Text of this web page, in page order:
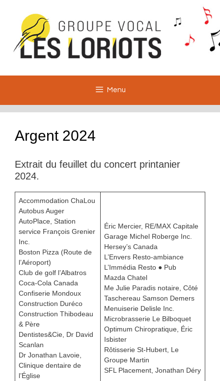
contenu
Menu
Argent 2024
Extrait du feuillet du concert printanier
2024.
Accommodation ChaLou
Autobus Auger
AutoPlace, Station
service François Grenier
Inc.
Boston Pizza (Route de
l’Aéroport)
Club de golf l’Albatros
Coca-Cola Canada
Confiserie Mondoux
Construction Duréco
Construction Thibodeau
& Père
Dentistes&Cie, Dr David
Scanlan
Dr Jonathan Lavoie,
Clinique dentaire de
l’Église
Éric Mercier, RE/MAX Capitale
Garage Michel Roberge Inc.
Hersey’s Canada
L’Envers Resto-ambiance
L’Immédia Resto ● Pub
Mazda Chatel
Me Julie Paradis notaire, Côté
Taschereau Samson Demers
Menuiserie Delisle Inc.
Microbrasserie Le Bilboquet
Optimum Chiropratique, Éric
Isbister
Rôtisserie St-Hubert, Le
Groupe Martin
SFL Placement, Jonathan Déry